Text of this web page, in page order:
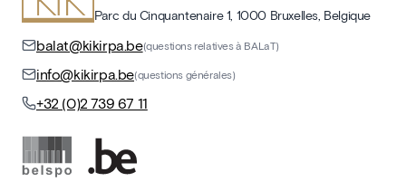
Parc du Cinquantenaire 1, 1000 Bruxelles, Belgique
balat@kikirpa.be(questions relatives à BALaT)
info@kikirpa.be(questions générales)
+32 (0)2 739 67 11